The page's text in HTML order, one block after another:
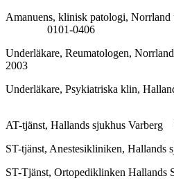
Amanuens, klinisk patologi,
0101-0406
Underläkare, Reumatologen,
2003
Underläkare, Psykiatriska klin,
AT-tjänst, Hallands sjukhus Varberg
ST-tjänst, Anestesikliniken, Hallands
ST-Tjänst, Ortopediklinken Hallands